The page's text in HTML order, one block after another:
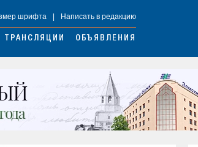
шрифта Написать в редакцию
ТРАНСЛЯЦИИ ОБЪЯВЛЕНИЯ